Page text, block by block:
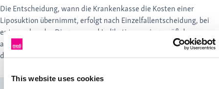
This website uses cookies
Die Entscheidung, wann die Krankenkasse die Kosten einer
Liposuktion übernimmt, erfolgt nach Einzelfallentscheidung, bei
entsprechender Diagnose und Indikation sowie gemäß der
aktuellen gesetzlichen Lage. Aktuell obliegt die Kostenübernahme
der individuellen Begründung der Ärzt:innen.